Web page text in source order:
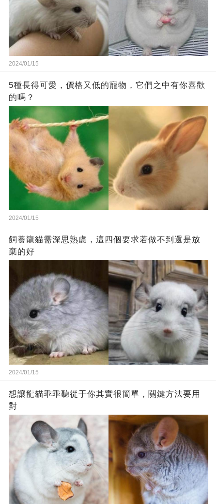
2024/01/15
5種長得可愛，價格又低的寵物，它們之中有你喜歡
的嗎？
2024/01/15
飼養龍貓需深思熟慮，這四個要求若做不到還是放
棄的好
2024/01/15
想讓龍貓乖乖聽從于你其實很簡單，關鍵方法要用
對